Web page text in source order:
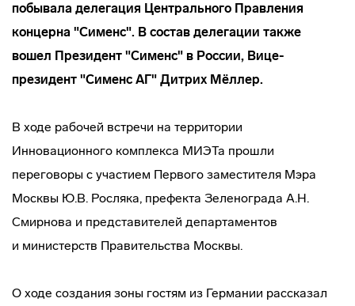
побывала делегация Центрального Правления
концерна "Сименс". В состав делегации также
вошел Президент "Сименс" в России, Вице-
президент "Сименс АГ" Дитрих Мёллер.
В ходе рабочей встречи на территории
Инновационного комплекса МИЭТа прошли
переговоры с участием Первого заместителя Мэра
Москвы Ю.В. Росляка, префекта Зеленограда А.Н.
Смирнова и представителей департаментов
и министерств Правительства Москвы.
О ходе создания зоны гостям из Германии рассказал